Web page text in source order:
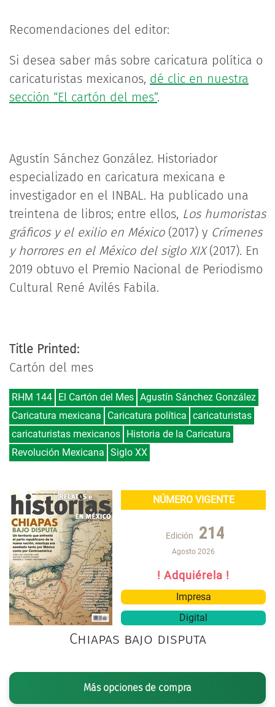
Recomendaciones del editor:
Si desea saber más sobre caricatura política o
caricaturistas mexicanos, dé clic en nuestra
sección “El cartón del mes”.
Agustín Sánchez González. Historiador
especializado en caricatura mexicana e
investigador en el INBAL. Ha publicado una
treintena de libros; entre ellos, Los humoristas
gráficos y el exilio en México(2017) y Crímenes
y horrores en el México del siglo XIX(2017). En
2019 obtuvo el Premio Nacional de Periodismo
Cultural René Avilés Fabila.
Title Printed:
Cartón del mes
RHM 144 El Cartón del Mes Agustín Sánchez González
Caricatura mexicana
Caricatura política caricaturistas
caricaturistas mexicanos Historia de la Caricatura
Revolución Mexicana Siglo XX
NÚMERO VIGENTE
Edición 214
Agosto 2026
! Adquiérela !
Impresa
Digital
Chiapas bajo disputa
Más opciones de compra